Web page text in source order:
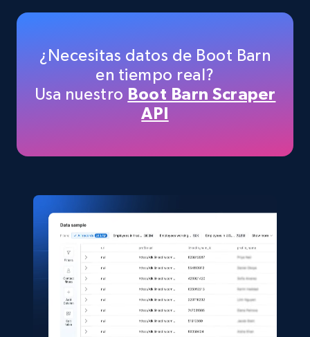
URL, Title, Available, Description, Currency, Initial
5.4K+
Shein- Products
Product name, Description, Initial price, Final
price, Currency, In stock, Color, Size, and more.
¿Necesitas datos de Boot Barn
en tiempo real?
Usa nuestro Boot Barn Scraper
API